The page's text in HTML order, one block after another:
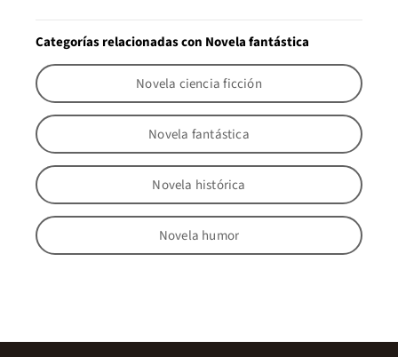
Categorías relacionadas con Novela fantástica
Novela ciencia ficción
Novela fantástica
Novela histórica
Novela humor